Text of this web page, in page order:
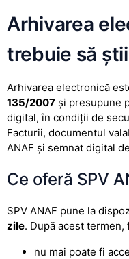
Arhivarea
trebuie să știi
Arhivarea electronică
135/2007 și presupune
digital, în condiții de
Facturii, documentul
ANAF și semnat digital
Ce oferă SPV
SPV ANAF pune la
zile. După acest termen,
nu mai poate fi